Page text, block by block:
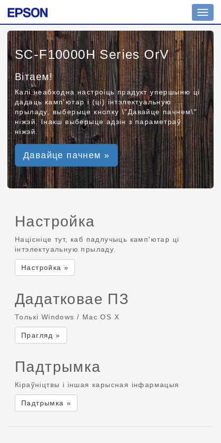
SC-F10000H Series OrV
Вітаем!
Калі неабходна настроіць прадукт упершыню ці
дадаць камп'ютар і (ці) інтэлектуальную
прыладу, выберыце кнопку \"Давайце пачнем\"
ніжэй. Інакш выберыце адзін з параметраў
ніжэй.
Давайце пачнем »
Настройка
Націсніце тут, каб падлучыць камп'ютар ці
інтэлектуальную прыладу.
Настройка »
Дадатковае ПЗ
Толькі Windows / Mac OS X
Прагляд »
Падтрымка
Кіраўніцтвы і іншая карысная інфармацыя
Падтрымка »